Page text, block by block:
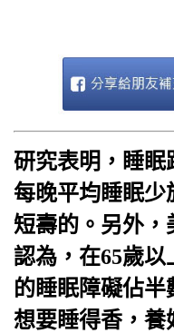
研究表明，睡眠
每晚平均睡眠少
短壽的。另外，
認為，在65歲
的睡眠障礙佔半
想要睡得香，養